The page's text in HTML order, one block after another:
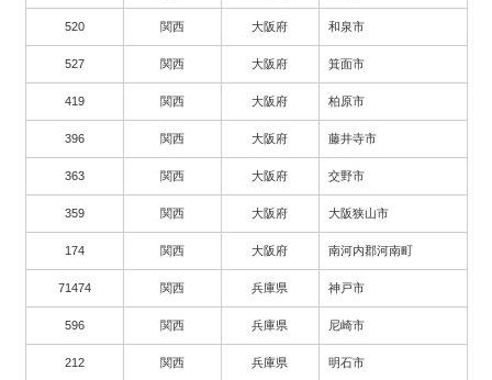
520 関西 大阪府 和泉市
527 関西 大阪府 箕面市
419 関西 大阪府 柏原市
396 関西 大阪府 藤井寺市
363 関西 大阪府 交野市
359 関西 大阪府 大阪狭山市
174 関西 大阪府 南河内郡河南町
71474 関西 兵庫県 神戸市
596 関西 兵庫県 尼崎市
212 関西 兵庫県 明石市